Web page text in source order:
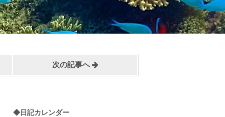
次の記事へ
◆日記カレンダー